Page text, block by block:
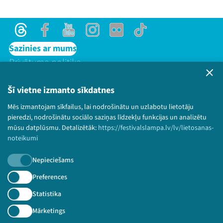
Šī vietne izmanto sīkdatnes
Mēs izmantojam sīkfailus, lai nodrošinātu un uzlabotu lietotāju
pieredzi, nodrošinātu sociālo saziņas līdzekļu funkcijas un analizētu
mūsu datplūsmu. Detalizētāk: https://festivalslampa.lv/lv/lietosanas-
noteikumi
Nepieciešams
Preferences
Statistika
Mārketings
ThreadsFacebookYoutube
X Instagram
Flick TikTok
ThreadsFacebookYoutubeInstagram
Flick TikTok
Sazinies ar mums
Privātuma politika
Bērnu aizsardzības politika
© 2026 Sarunu festivāls LAMPA Visas tiesības
paturētas.
Piesakies jaunumiem!
Nepalaid garām aktuālāko informāciju!